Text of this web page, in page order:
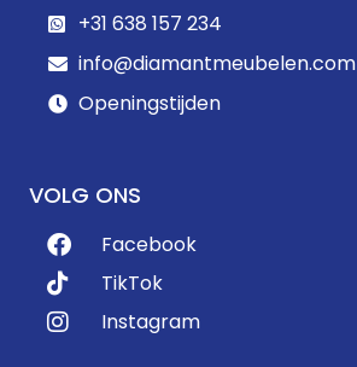
+31 638 157 234
info@diamantmeubelen.com
Openingstijden
VOLG ONS
Facebook
TikTok
Instagram